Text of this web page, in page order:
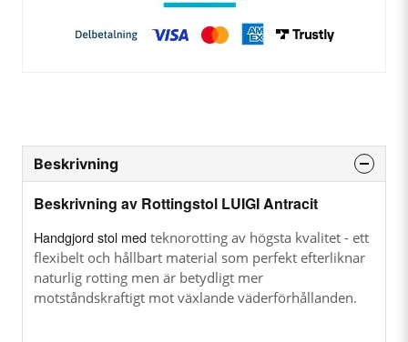
Beskrivning
Beskrivning av Rottingstol LUIGI Antracit
Handgjord stol med teknorotting av högsta kvalitet - ett
flexibelt och hållbart material som perfekt efterliknar
naturlig rotting men är betydligt mer
motståndskraftigt mot växlande väderförhållanden.